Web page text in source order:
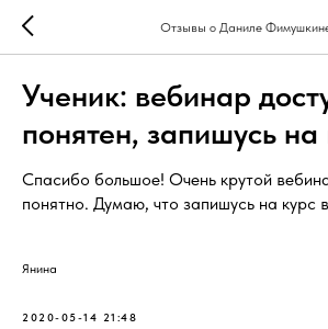
Отзывы о Даниле
Ученик: вебинар
понятен, запишусь на
Спасибо большое! Очень крутой
понятно. Думаю, что запишусь на курс
Янина
2020-05-14 21:48